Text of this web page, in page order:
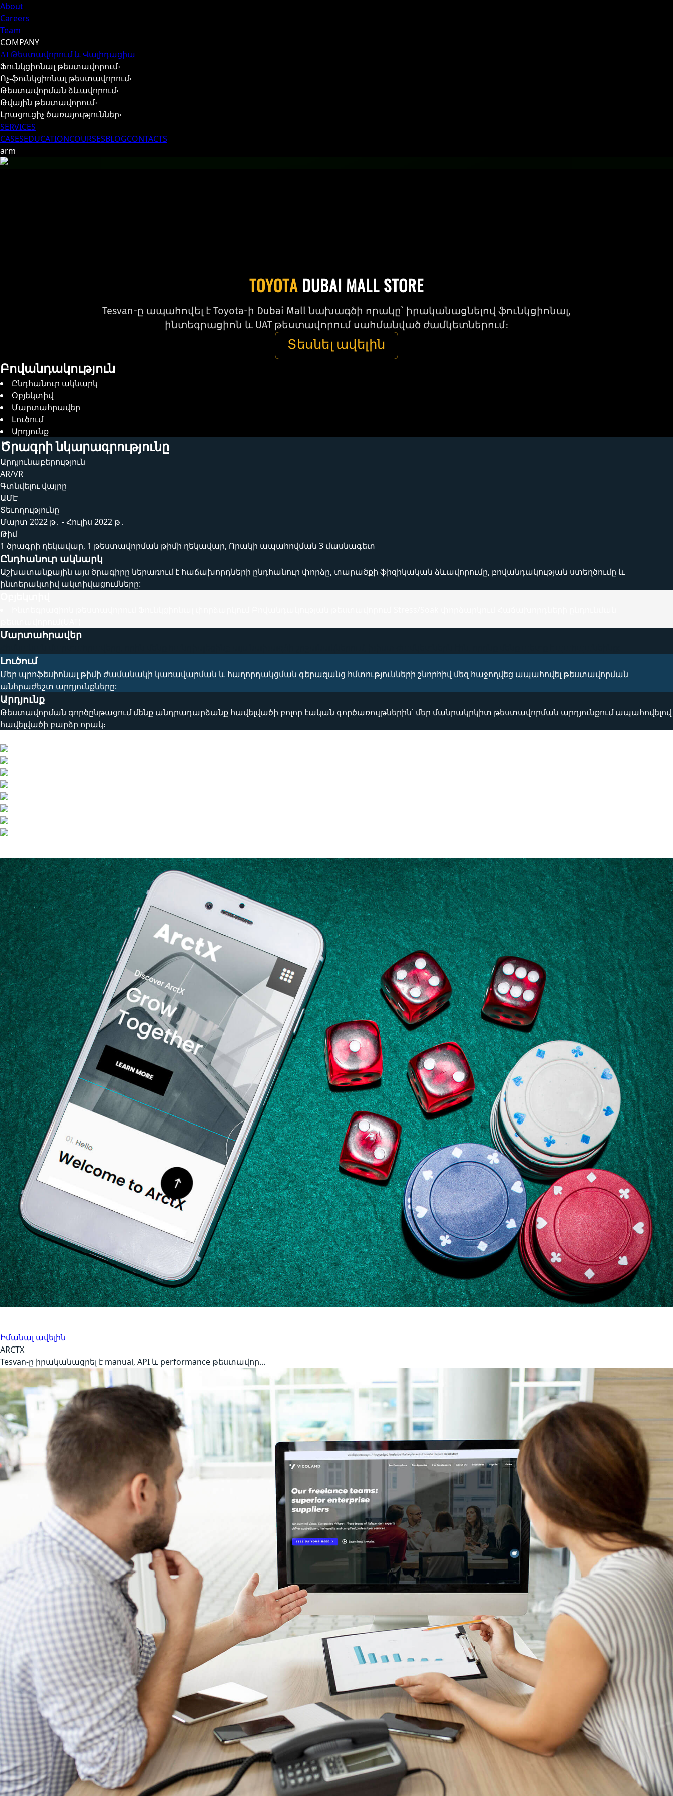
About
Careers
Team
COMPANY
AI Թեստավորում և Վալիդացիա
Ֆունկցիոնալ թեստավորում›
Ոչ-ֆունկցիոնալ թեստավորում›
Թեստավորման ձևավորում›
Թվային թեստավորում›
Լրացուցիչ ծառայություններ›
SERVICES
CASESEDUCATIONCOURSESBLOGCONTACTS
arm
TOYOTA DUBAI MALL STORE
Tesvan-ը ապահովել է Toyota-ի Dubai Mall նախագծի որակը՝ իրականացնելով ֆունկցիոնալ,
ինտեգրացիոն և UAT թեստավորում սահմանված ժամկետներում։
Տեսնել ավելին
Բովանդակություն
Ընդհանուր ակնարկ
Օբյեկտիվ
Մարտահրավեր
Լուծում
Արդյունք
Ծրագրի նկարագրությունը
Արդյունաբերություն
AR/VR
Գտնվելու վայրը
ԱՄԷ
Տեւողությունը
Մարտ 2022 թ․ - Հուլիս 2022 թ․
Թիմ
1 ծրագրի ղեկավար, 1 թեստավորման թիմի ղեկավար, Որակի ապահովման 3 մասնագետ
Ընդհանուր ակնարկ
Աշխատանքային այս ծրագիրը ներառում է հաճախորդների ընդհանուր փորձը, տարածքի ֆիզիկական ձևավորումը, բովանդակության ստեղծումը և
ինտերակտիվ ակտիվացումները:
Մարտահրավեր
Լուծում
Մեր պրոֆեսիոնալ թիմի ժամանակի կառավարման և հաղորդակցման գերազանց հմտությունների շնորհիվ մեզ հաջողվեց ապահովել թեստավորման
անհրաժեշտ արդյունքները:
Արդյունք
Թեստավորման գործընթացում մենք անդրադարձանք հավելվածի բոլոր էական գործառույթներին՝ մեր մանրակրկիտ թեստավորման արդյունքում ապահովելով
հավելվածի բարձր որակ։
Իմանալ ավելին
ARCTX
Tesvan-ը իրականացրել է manual, API և performance թեստավոր...